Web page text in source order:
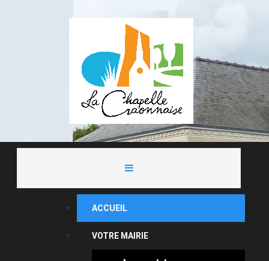
ACCUEIL
VOTRE MAIRIE